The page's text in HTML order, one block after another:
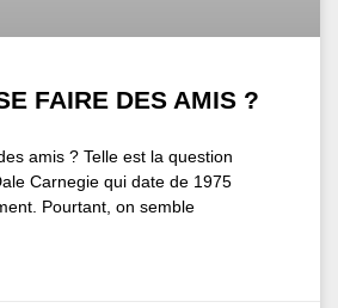
FAIRE DES AMIS ?
amis ? Telle est la question
Carnegie qui date de 1975
Pourtant, on semble